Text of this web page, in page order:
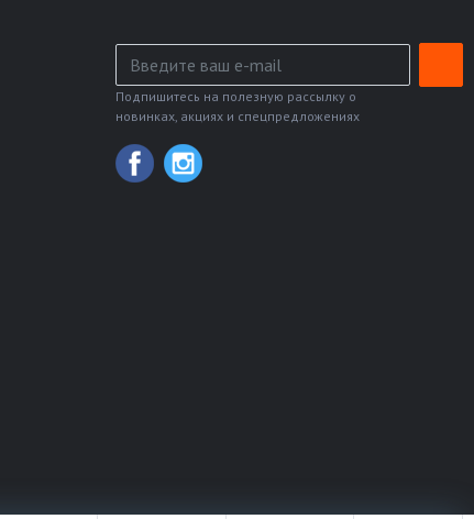
Подпишитесь на полезную рассылку о
новинках, акциях и спецпредложениях